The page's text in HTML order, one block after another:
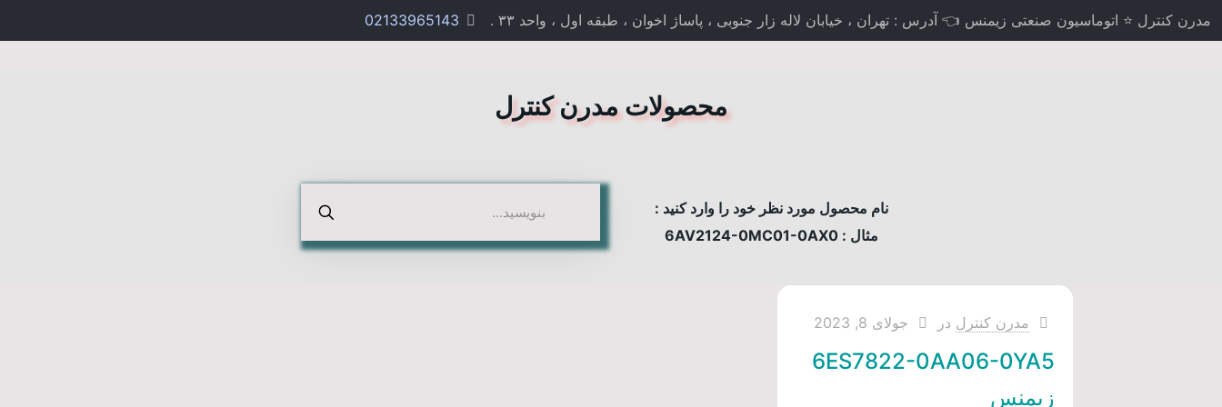
مدرن کنترل ⭐ اتوماسیون صنعتی زیمنس 👈 آدرس : تهران ، خیابان لاله زار جنوبی ، پاساژ اخوان ، طبقه اول ، واحد ۳۳ . 02133965143
محصولات مدرن کنترل
نام محصول مورد نظر خود را وارد کنید :
مثال : 6AV2124-0MC01-0AX0
مدرن کنترل در جولای 8, 2023
6ES7822-0AA06-0YA5
زیمنس